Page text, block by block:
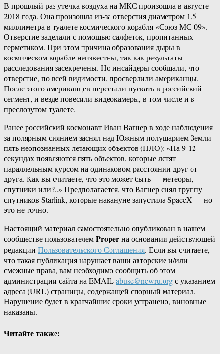
В прошлый раз утечка воздуха на МКС произошла в августе
2018 года. Она произошла из-за отверстия диаметром 1,5
миллиметра в туалете космического корабля «Союз МС-09».
Отверстие заделали с помощью салфеток, пропитанных
герметиком. При этом причина образования дыры в
космическом корабле неизвестны, так как результаты
расследования засекречены. Но инсайдеры сообщали, что
отверстие, по всей видимости, просверлили американцы.
После этого американцев перестали пускать в российский
сегмент, и везде повесили видеокамеры, в том числе и в
пресловутом туалете.
Ранее российский космонавт Иван Вагнер в ходе наблюдения
за полярным сиянием заснял над Южным полушарием Земли
пять неопознанных летающих объектов (НЛО): «На 9-12
секундах появляются пять объектов, которые летят
параллельным курсом на одинаковом расстоянии друг от
друга. Как вы считаете, что это может быть — метеоры,
спутники или?..» Предполагается, что Вагнер снял группу
спутников Starlink, которые накануне запустила SpaceX — но
это не точно.
Настоящий материал самостоятельно опубликован в нашем
сообществе пользователемProperна основании действующей
редакции Пользовательского Соглашения. Если вы считаете,
что такая публикация нарушает ваши авторские и/или
смежные права, вам необходимо сообщить об этом
администрации сайта на EMAILabuse@newru.orgс указанием
адреса (URL) страницы, содержащей спорный материал.
Нарушение будет в кратчайшие сроки устранено, виновные
наказаны.
Читайте также: